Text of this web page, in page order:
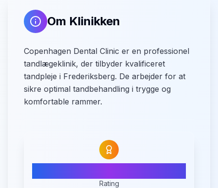
Om Klinikken
Copenhagen Dental Clinic er en professionel
tandlægeklinik, der tilbyder kvalificeret
tandpleje i Frederiksberg. De arbejder for at
sikre optimal tandbehandling i trygge og
komfortable rammer.
Rating